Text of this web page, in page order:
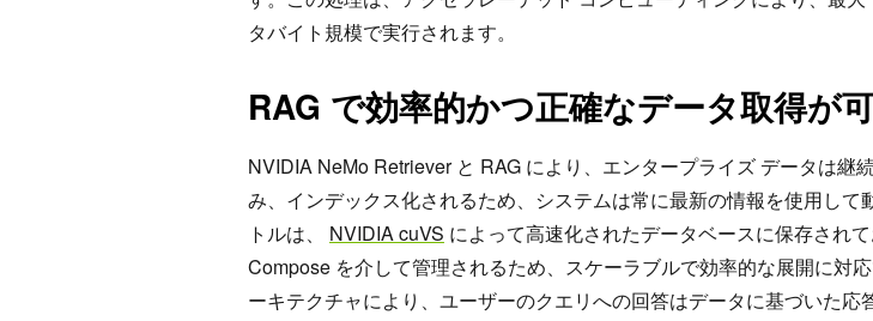
タバイト規模で実行されます。
RAG で効率的かつ正確なデータ取得が
NVIDIA NeMo Retriever と RAG により、エンタープライズ データは継
み、インデックス化されるため、システムは常に最新の情報を使用して
トルは、 NVIDIA cuVS によって高速化されたデータベースに保存され
Compose を介して管理されるため、スケーラブルで効率的な展開に対
ーキテクチャにより、ユーザーのクエリへの回答はデータに基づいた応